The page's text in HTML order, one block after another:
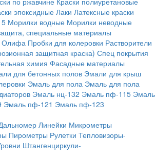
эпоксидные Лаки Латексные краски
Морилки водные Морилки неводные
специальные материалы
Олифа Пробки для колеровки Растворители
защитная краска) Спец покрытия
химия Фасадные материалы
для бетонных полов Эмали для крыш
Эмаль для пола Эмаль для пола
Эмаль нц-132 Эмаль пф-115 Эмаль
Эмаль пф-121 Эмаль пф-123
Линейки Микрометры
Пирометры Рулетки Тепловизоры-
Штангенциркули-